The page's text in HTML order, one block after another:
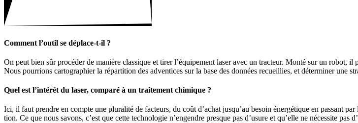
Comment l’outil se déplace-t-il ?
On peut bien sûr procéder de manière clas­sique et tirer l’équipement laser avec un trac­teur. Monté sur un robot,
Nous pour­rions carto­gra­phier la répar­ti­tion des adven­tices sur la base des données recueillies, et déter­miner une
Quel est l’intérêt du laser, comparé à un trai­te­ment chimique ?
Ici, il faut prendre en compte une plura­lité de facteurs, du coût d’achat jusqu’au besoin éner­gé­tique en passant
tion. Ce que nous savons, c’est que cette tech­no­logie n’engendre presque pas d’usure et qu’elle ne néces­site